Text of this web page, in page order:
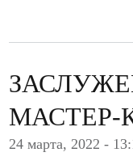
МАСТЕР-
24 марта, 2022 -